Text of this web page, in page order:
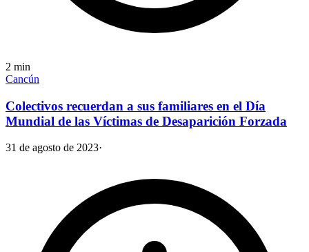
2 min
Cancún
Colectivos recuerdan a sus familiares en el Día
Mundial de las Víctimas de Desaparición Forzada
31 de agosto de 2023·